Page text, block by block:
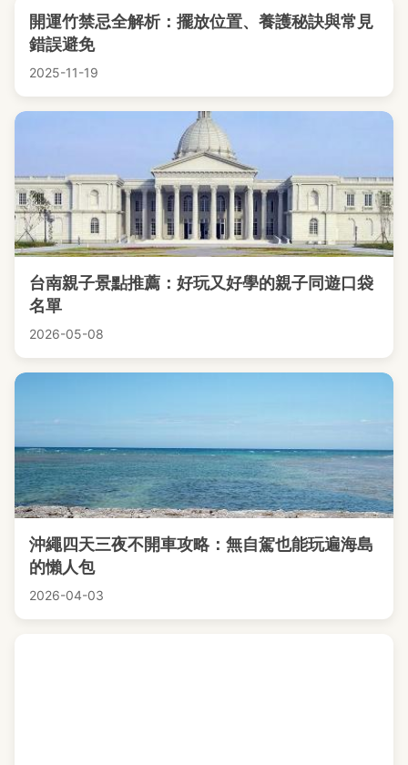
開運竹禁忌全解析：擺放位置、養護秘訣與常見
錯誤避免
2025-11-19
台南親子景點推薦：好玩又好學的親子同遊口袋
名單
2026-05-08
沖繩四天三夜不開車攻略：無自駕也能玩遍海島
的懶人包
2026-04-03